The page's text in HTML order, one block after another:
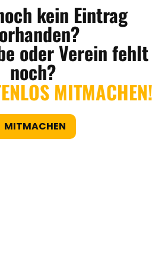
kein Eintrag
oder Verein fehlt
noch?
MITMACHEN!
MITMACHEN